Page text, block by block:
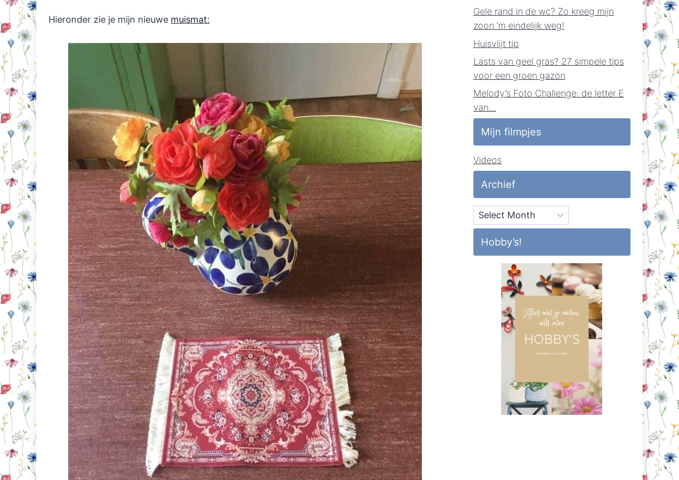
Hieronder zie je mijn nieuwe muismat:
Gele rand in de wc? Zo kreeg mijn
zoon ‘m eindelijk weg!
Huisvlijt tip
Lasts van geel gras? 27 simpele tips
voor een groen gazon
Melody’s Foto Challenge: de letter E
van…
Mijn filmpjes
Videos
Archief
Archief
Hobby’s!